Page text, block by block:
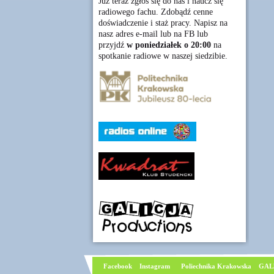
radiowego fachu. Zdobądź cenne
doświadczenie i staż pracy. Napisz na
nasz adres e-mail lub na FB lub
przyjdź w poniedziałek o 20:00na
spotkanie radiowe w naszej siedzibie.
Facebook Instagram Poliechnika Krakowska